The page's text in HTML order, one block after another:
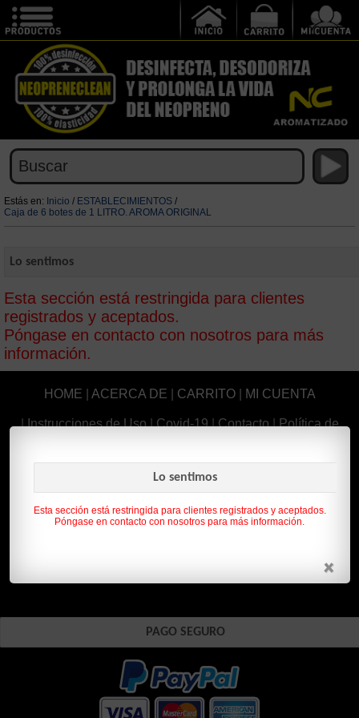
Estás en: Inicio / ESTABLECIMIENTOS /
Caja de 6 botes de 1 LITRO. AROMA ORIGINAL
Lo sentimos
Esta sección está restringida para clientes
registrados y aceptados.
Póngase en contacto con nosotros para más
información.
HOME ACERCA DE CARRITO| MI CUENTA
|Instrucciones de Uso |Covid-19 |Contacto |Política de
PAGO SEGURO
Lo sentimos
Esta sección está restringida para clientes registrados y aceptados.
Póngase en contacto con nosotros para más información.